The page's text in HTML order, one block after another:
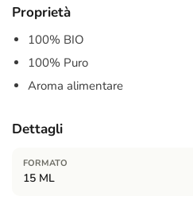
Proprietà
100% BIO
100% Puro
Aroma alimentare
Dettagli
FORMATO
15 ML